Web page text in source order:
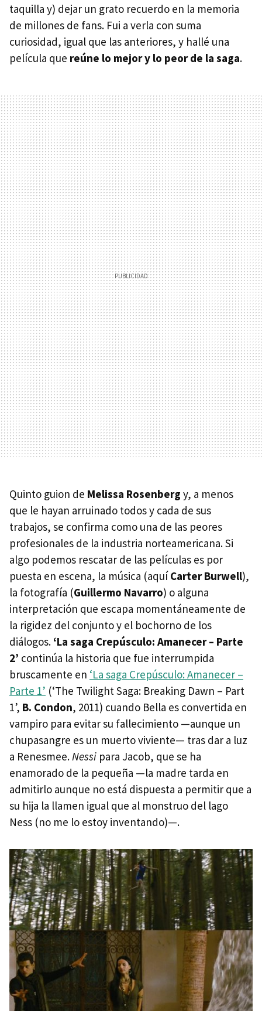
taquilla y) dejar un grato recuerdo en la memoria
de millones de fans. Fui a verla con suma
curiosidad, igual que las anteriores, y hallé una
película que reúne lo mejor y lo peor de la saga.
Quinto guion de Melissa Rosenberg y, a menos
que le hayan arruinado todos y cada de sus
trabajos, se confirma como una de las peores
profesionales de la industria norteamericana. Si
algo podemos rescatar de las películas es por
puesta en escena, la música (aquíCarter Burwell),
la fotografía (Guillermo Navarro) o alguna
interpretación que escapa momentáneamente de
la rigidez del conjunto y el bochorno de los
diálogos. ‘La saga Crepúsculo: Amanecer – Parte
2’ continúa la historia que fue interrumpida
bruscamente en ‘La saga Crepúsculo: Amanecer –
Parte 1’ (‘The Twilight Saga: Breaking Dawn – Part
1’, B. Condon, 2011) cuando Bella es convertida en
vampiro para evitar su fallecimiento —aunque un
chupasangre es un muerto viviente— tras dar a luz
a Renesmee. Nessi para Jacob, que se ha
enamorado de la pequeña —la madre tarda en
admitirlo aunque no está dispuesta a permitir que a
su hija la llamen igual que al monstruo del lago
Ness (no me lo estoy inventando)—.